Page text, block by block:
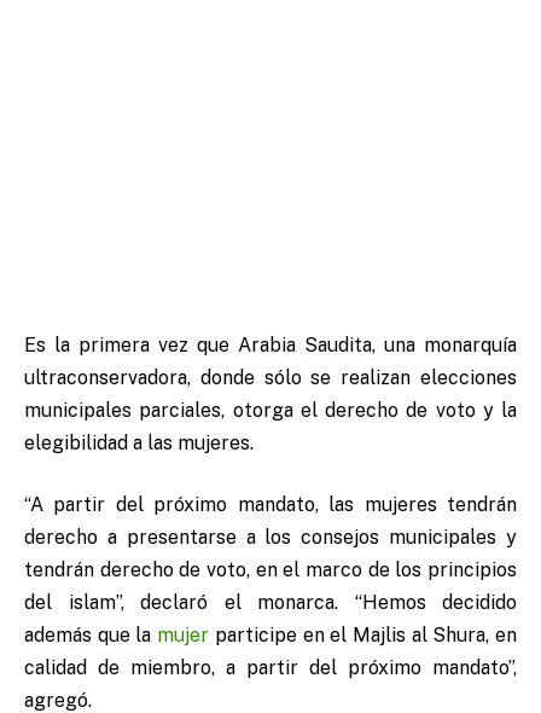
Es la primera vez que Arabia Saudita, una monarquía
ultraconservadora, donde sólo se realizan elecciones
municipales parciales, otorga el derecho de voto y la
elegibilidad a las mujeres.
“A partir del próximo mandato, las mujeres tendrán
derecho a presentarse a los consejos municipales y
tendrán derecho de voto, en el marco de los principios
del islam”, declaró el monarca. “Hemos decidido
además que la mujer participe en el Majlis al Shura, en
calidad de miembro, a partir del próximo mandato”,
agregó.